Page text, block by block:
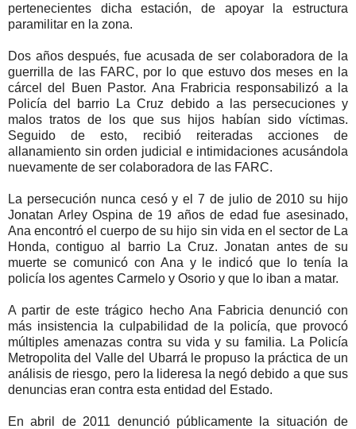
pertenecientes dicha estación, de apoyar la estructura
paramilitar en la zona.
Dos años después, fue acusada de ser colaboradora de la
guerrilla de las FARC, por lo que estuvo dos meses en la
cárcel del Buen Pastor. Ana Frabricia responsabilizó a la
Policía del barrio La Cruz debido a las persecuciones y
malos tratos de los que sus hijos habían sido víctimas.
Seguido de esto, recibió reiteradas acciones de
allanamiento sin orden judicial e intimidaciones acusándola
nuevamente de ser colaboradora de las FARC.
La persecución nunca cesó y el 7 de julio de 2010 su hijo
Jonatan Arley Ospina de 19 años de edad fue asesinado,
Ana encontró el cuerpo de su hijo sin vida en el sector de La
Honda, contiguo al barrio La Cruz. Jonatan antes de su
muerte se comunicó con Ana y le indicó que lo tenía la
policía los agentes Carmelo y Osorio y que lo iban a matar.
A partir de este trágico hecho Ana Fabricia denunció con
más insistencia la culpabilidad de la policía, que provocó
múltiples amenazas contra su vida y su familia. La Policía
Metropolita del Valle del Ubarrá le propuso la práctica de un
análisis de riesgo, pero la lideresa la negó debido a que sus
denuncias eran contra esta entidad del Estado.
En abril de 2011 denunció públicamente la situación de